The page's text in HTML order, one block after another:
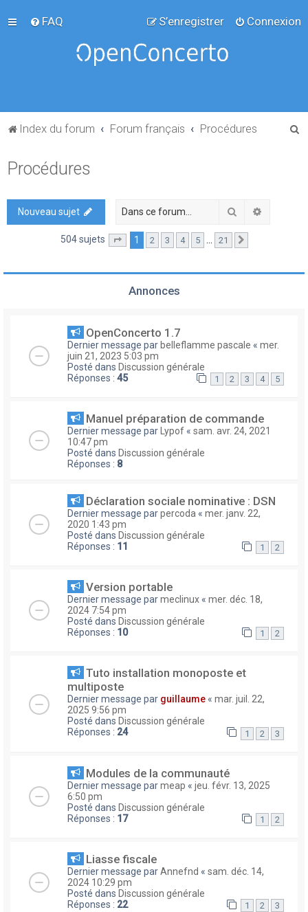
FAQ Connexion
S’enregistrer
Index du forum Forum français Procédures
Procédures
Nouveau sujet Rechercher
504 sujets Page sur21
1 2 3 4 5 … 21
Annonces
OpenConcerto 1.7
Dernier message par belleflamme pascale « mer.
juin 21, 2023 5:03 pm
Posté dans Discussion générale
Réponses : 45 1 2 3 4 5
Manuel préparation de commande
Dernier message par Lypof « sam. avr. 24, 2021
10:47 pm
Posté dans Discussion générale
Réponses : 8
Déclaration sociale nominative : DSN
Dernier message parpercoda « mer. janv. 22,
2020 1:43 pm
Posté dans Discussion générale
Réponses : 11 1 2
Version portable
Dernier message parmeclinux « mer. déc. 18,
2024 7:54 pm
Posté dans Discussion générale
Réponses : 10 1 2
Tuto installation monoposte et
multiposte
Dernier message par guillaume « mar. juil. 22,
2025 9:56 pm
Posté dans Discussion générale
Réponses : 24 1 2 3
Modules de la communauté
Dernier message parmeap « jeu. févr. 13, 2025
6:50 pm
Posté dans Discussion générale
Réponses : 17 1 2
Liasse fiscale
Dernier message parAnnefnd « sam. déc. 14,
2024 10:29 pm
Posté dans Discussion générale
Réponses : 22 1 2 3